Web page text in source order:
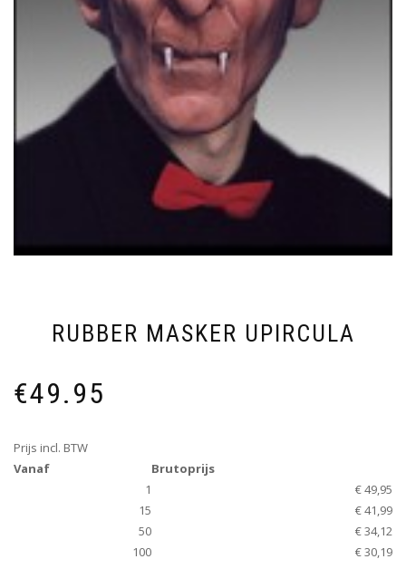
RUBBER MASKER UPIRCULA
€49.95
Prijs incl. BTW
Vanaf
Brutoprijs
1
€ 49,95
15
€ 41,99
50
€ 34,12
100
€ 30,19